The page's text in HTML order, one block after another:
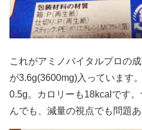
これがアミノバイタルプロの
が3.6g(3600mg)入っています
0.5g。カロリーも18kcalです
んでも、減量の視点でも問題あ